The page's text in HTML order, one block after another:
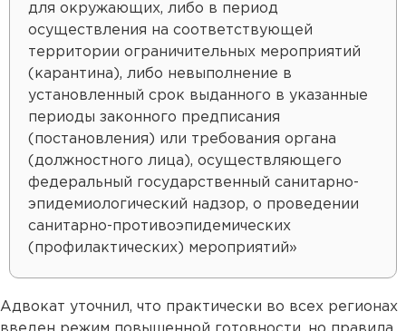
для окружающих, либо в период
осуществления на соответствующей
территории ограничительных мероприятий
(карантина), либо невыполнение в
установленный срок выданного в указанные
периоды законного предписания
(постановления) или требования органа
(должностного лица), осуществляющего
федеральный государственный санитарно-
эпидемиологический надзор, о проведении
санитарно-противоэпидемических
(профилактических) мероприятий»
Адвокат уточнил, что практически во всех регионах